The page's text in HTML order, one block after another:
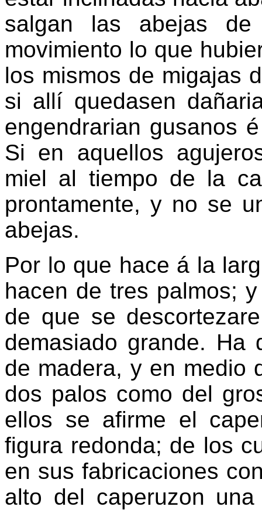
salgan las abejas
movimiento lo que
los mismos de migajas
si allí quedasen
engendrarian gusanos
Si en aquellos
miel al tiempo de la
prontamente, y no se
abejas.
Por lo que hace á la
hacen de tres palmos;
de que se
demasiado grande. Ha
de madera, y en medio
dos palos como del
ellos se afirme el
figura redonda; de los
en sus fabricaciones
alto del caperuzon